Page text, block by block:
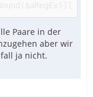
Paare in der
aber wir
ja nicht.